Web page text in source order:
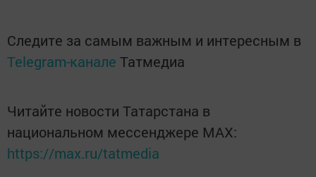
Следите за самым важным и интересным в
Telegram-канале Татмедиа
Читайте новости Татарстана в
национальном мессенджере MАХ:
https://max.ru/tatmedia